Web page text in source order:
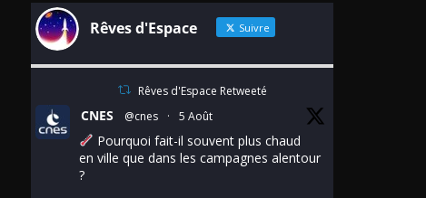
Rêves d'Espace Suivre
Rêves d'Espace Retweeté
CNES @cnes · 5 Août
Pourquoi fait-il souvent plus chaud
en ville que dans les campagnes alentour
?